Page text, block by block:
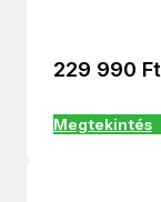
229 990 Ft
Megtekintés